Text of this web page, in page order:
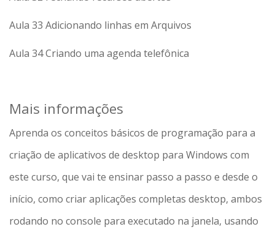
Aula 33 Adicionando linhas em Arquivos
Aula 34 Criando uma agenda telefônica
Mais informações
Aprenda os conceitos básicos de programação para a
criação de aplicativos de desktop para Windows com
este curso, que vai te ensinar passo a passo e desde o
início, como criar aplicações completas desktop, ambos
rodando no console para executado na janela, usando